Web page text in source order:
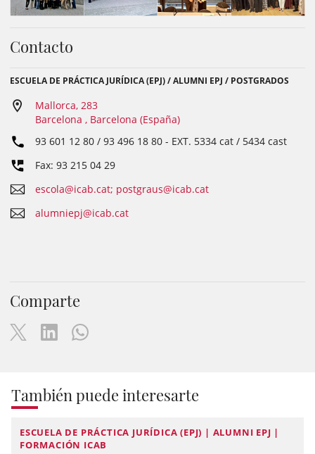
Contacto
ESCUELA DE PRÁCTICA JURÍDICA (EPJ) / ALUMNI EPJ / POSTGRADOS
Mallorca, 283
Barcelona , Barcelona (España)
93 601 12 80 / 93 496 18 80 - EXT. 5334 cat / 5434 cast
Fax: 93 215 04 29
escola@icab.cat; postgraus@icab.cat
alumniepj@icab.cat
Comparte
También puede interesarte
ESCUELA DE PRÁCTICA JURÍDICA (EPJ) | ALUMNI EPJ |
FORMACIÓN ICAB